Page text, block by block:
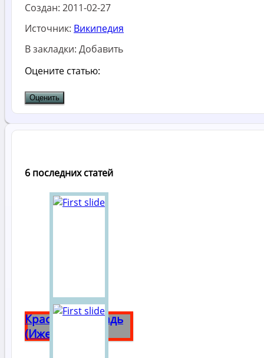
Создан: 2011-02-27
Источник: Википедия
В закладки: Добавить
Оцените статью:
6 последних статей
Красная площадь
(Ижевск)